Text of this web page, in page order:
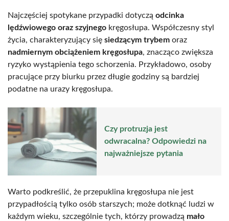
Najczęściej spotykane przypadki dotyczą odcinka
lędźwiowego oraz szyjnego kręgosłupa. Współczesny styl
życia, charakteryzujący się siedzącym trybem oraz
nadmiernym obciążeniem kręgosłupa, znacząco zwiększa
ryzyko wystąpienia tego schorzenia. Przykładowo, osoby
pracujące przy biurku przez długie godziny są bardziej
podatne na urazy kręgosłupa.
Czy protruzja jest
odwracalna? Odpowiedzi na
najważniejsze pytania
Warto podkreślić, że przepuklina kręgosłupa nie jest
przypadłością tylko osób starszych; może dotknąć ludzi w
każdym wieku, szczególnie tych, którzy prowadzą mało